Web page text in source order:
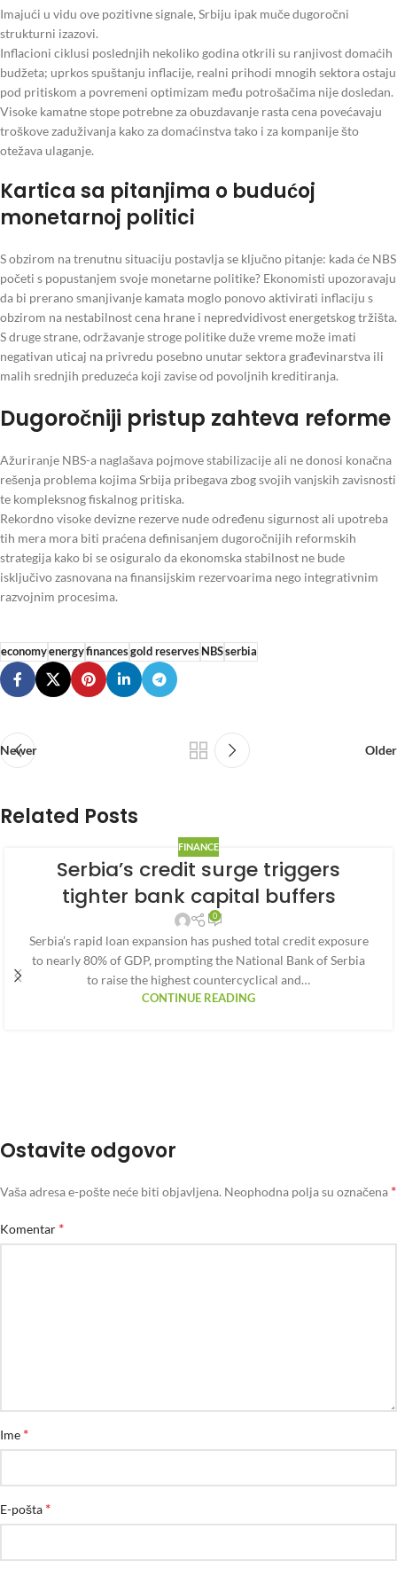
Imajući u vidu ove pozitivne signale, Srbiju ipak muče dugoročni
strukturni izazovi.
Inflacioni ciklusi poslednjih nekoliko godina otkrili su ranjivost domaćih
budžeta; uprkos spuštanju inflacije, realni prihodi mnogih sektora ostaju
pod pritiskom a povremeni optimizam među potrošačima nije dosledan.
Visoke kamatne stope potrebne za obuzdavanje rasta cena povećavaju
troškove zaduživanja kako za domaćinstva tako i za kompanije što
otežava ulaganje.
Kartica sa pitanjima o budućoj
monetarnoj politici
S obzirom na trenutnu situaciju postavlja se ključno pitanje: kada će NBS
početi s popustanjem svoje monetarne politike? Ekonomisti upozoravaju
da bi prerano smanjivanje kamata moglo ponovo aktivirati inflaciju s
obzirom na nestabilnost cena hrane i nepredvidivost energetskog tržišta.
S druge strane, održavanje stroge politike duže vreme može imati
negativan uticaj na privredu posebno unutar sektora građevinarstva ili
malih srednjih preduzeća koji zavise od povoljnih kreditiranja.
Dugoročniji pristup zahteva reforme
Ažuriranje NBS-a naglašava pojmove stabilizacije ali ne donosi konačna
rešenja problema kojima Srbija pribegava zbog svojih vanjskih zavisnosti
te kompleksnog fiskalnog pritiska.
Rekordno visoke devizne rezerve nude određenu sigurnost ali upotreba
tih mera mora biti praćena definisanjem dugoročnijih reformskih
strategija kako bi se osiguralo da ekonomska stabilnost ne bude
isključivo zasnovana na finansijskim rezervoarima nego integrativnim
razvojnim procesima.
economyenergyfinancesgold reservesNBSserbia
Newer Older
Related Posts
FINANCE
Serbia’s credit surge triggers
tighter bank capital buffers
0
Serbia’s rapid loan expansion has pushed total credit exposure
to nearly 80% of GDP, prompting the National Bank of Serbia
to raise the highest countercyclical and…
CONTINUE READING
Ostavite odgovor
Vaša adresa e-pošte neće biti objavljena. Neophodna polja su označena *
Komentar *
Ime *
E-pošta *